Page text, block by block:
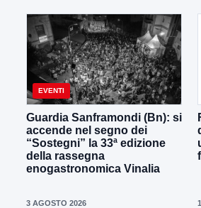
EVENTI
Guardia Sanframondi (Bn): si
accende nel segno dei
“Sostegni” la 33ª edizione
della rassegna
enogastronomica Vinalia
3 AGOSTO 2026